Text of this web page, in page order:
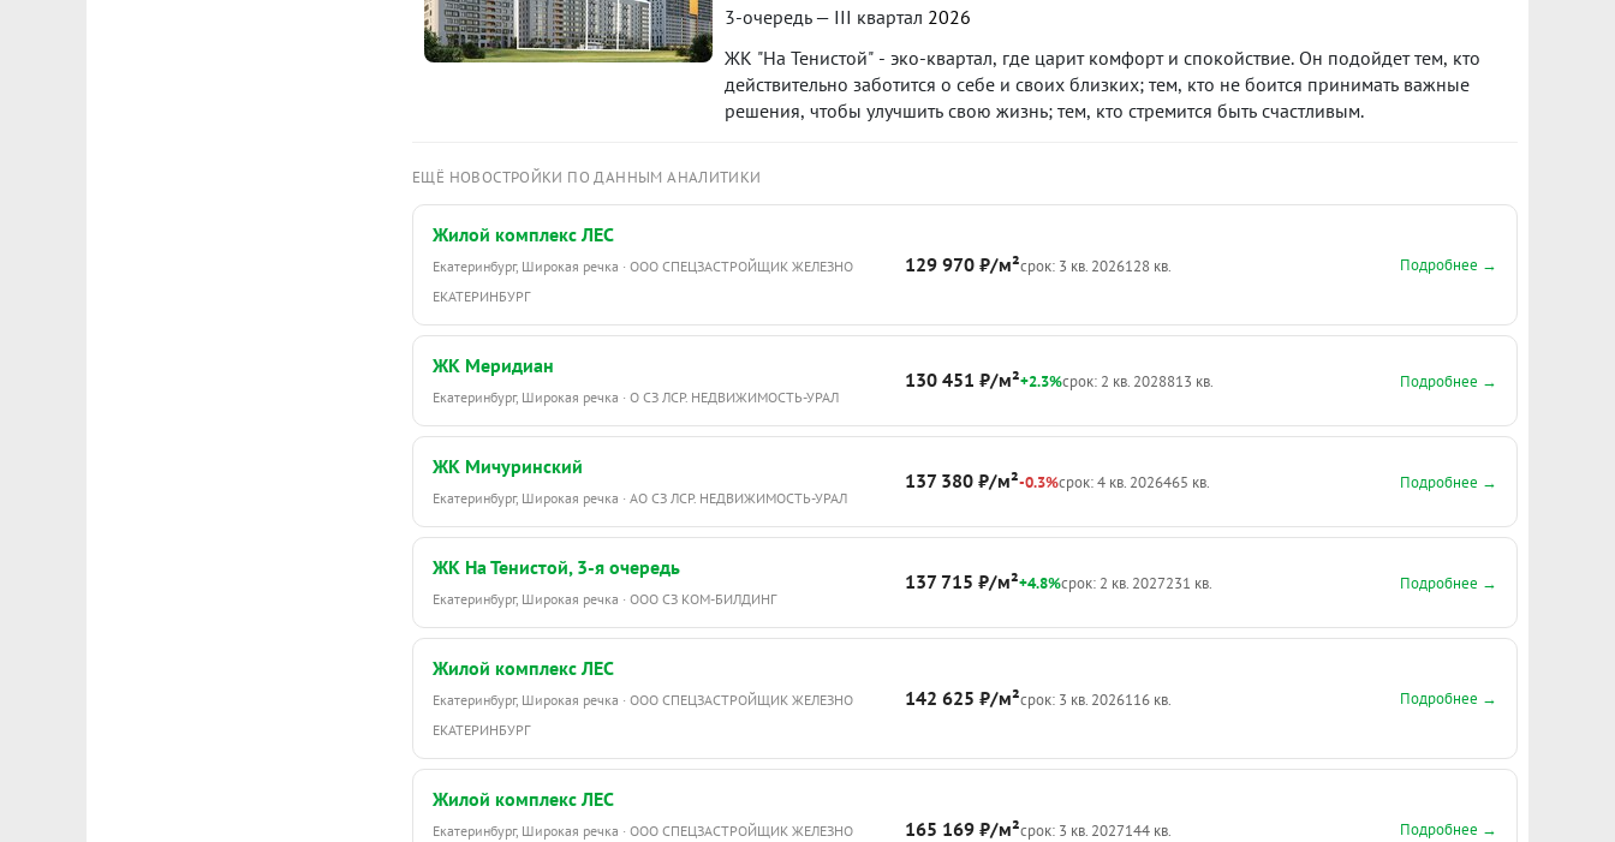
3-очередь — III квартал 2026
ЖК "На Тенистой" - эко-квартал, где царит комфорт и спокойствие. Он подойдет тем, кто
действительно заботится о себе и своих близких; тем, кто не боится принимать важные
решения, чтобы улучшить свою жизнь; тем, кто стремится быть счастливым.
ЕЩЁ НОВОСТРОЙКИ ПО ДАННЫМ АНАЛИТИКИ
Жилой комплекс ЛЕС
Екатеринбург, Широкая речка · ООО СПЕЦЗАСТРОЙЩИК ЖЕЛЕЗНО
ЕКАТЕРИНБУРГ
129 970 ₽/м²срок: 3 кв. 2026128 кв. Подробнее →
ЖК Меридиан
Екатеринбург, Широкая речка · О СЗ ЛСР. НЕДВИЖИМОСТЬ-УРАЛ
130 451 ₽/м²+2.3%срок: 2 кв. 2028813 кв. Подробнее →
ЖК Мичуринский
Екатеринбург, Широкая речка · АО СЗ ЛСР. НЕДВИЖИМОСТЬ-УРАЛ
137 380 ₽/м²-0.3%срок: 4 кв. 2026465 кв. Подробнее →
ЖК На Тенистой, 3-я очередь
Екатеринбург, Широкая речка · ООО СЗ КОМ-БИЛДИНГ
137 715 ₽/м²+4.8%срок: 2 кв. 2027231 кв. Подробнее →
Жилой комплекс ЛЕС
Екатеринбург, Широкая речка · ООО СПЕЦЗАСТРОЙЩИК ЖЕЛЕЗНО
ЕКАТЕРИНБУРГ
142 625 ₽/м²срок: 3 кв. 2026116 кв. Подробнее →
Жилой комплекс ЛЕС
Екатеринбург, Широкая речка · ООО СПЕЦЗАСТРОЙЩИК ЖЕЛЕЗНО 165 169 ₽/м²срок: 3 кв. 2027144 кв. Подробнее →